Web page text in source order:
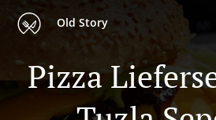
Old Story
Pizza